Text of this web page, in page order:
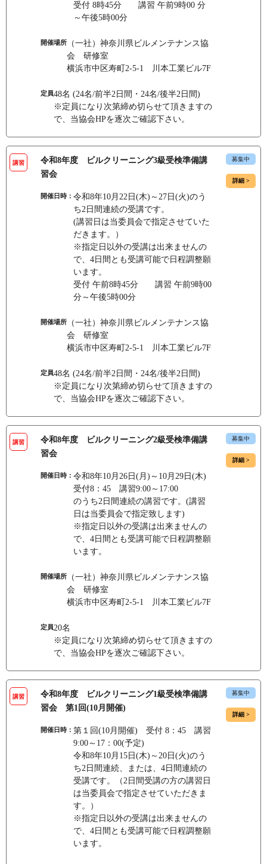
受付 8時45分 講習 午前9時00 分
～午後5時00分
開催場所（一社）神奈川県ビルメンテナンス協
会 研修室
横浜市中区寿町2-5-1 川本工業ビル7F
定員48名 (24名/前半2日間・24名/後半2日間)
※定員になり次第締め切らせて頂きますの
で、当協会HPを逐次ご確認下さい。
講習
令和8年度 ビルクリーニング3級受検準備講
習会
開催日時： 令和8年10月22日(木)～27日(火)のう
ち2日間連続の受講です。
(講習日は当委員会で指定させていた
だきます。）
※指定日以外の受講は出来ませんの
で、4日間とも受講可能で日程調整願
います。
受付 午前8時45分 講習 午前9時00
分～午後5時00分
開催場所（一社）神奈川県ビルメンテナンス協
会 研修室
横浜市中区寿町2-5-1 川本工業ビル7F
定員48名 (24名/前半2日間・24名/後半2日間)
※定員になり次第締め切らせて頂きますの
で、当協会HPを逐次ご確認下さい。
募集中
詳細 >
講習
令和8年度 ビルクリーニング2級受検準備講
習会
開催日時： 令和8年10月26日(月)～10月29日(木)
受付8：45 講習9:00～17:00
のうち2日間連続の講習です。(講習
日は当委員会で指定致します)
※指定日以外の受講は出来ませんの
で、4日間とも受講可能で日程調整願
います。
開催場所（一社）神奈川県ビルメンテナンス協
会 研修室
横浜市中区寿町2-5-1 川本工業ビル7F
定員20名
※定員になり次第締め切らせて頂きますの
で、当協会HPを逐次ご確認下さい。
募集中
詳細 >
講習
令和8年度 ビルクリーニング1級受検準備講
習会 第1回(10月開催)
開催日時： 第１回(10月開催) 受付 8：45 講習
9:00～17：00(予定)
令和8年10月15日(木)～20日(火)のう
ち2日間連続、または、4日間連続の
受講です。（2日間受講の方の講習日
は当委員会で指定させていただきま
す。）
※指定日以外の受講は出来ませんの
で、4日間とも受講可能で日程調整願
います。
募集中
詳細 >